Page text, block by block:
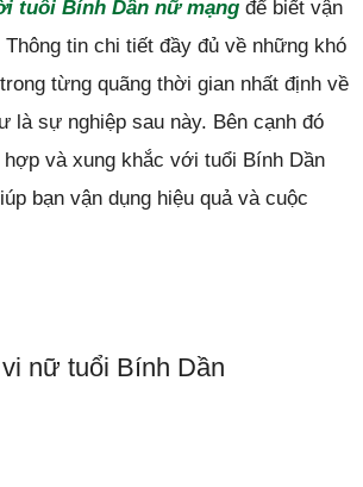
tuổi Bính Dần nữ mạngđể biết vận
tin chi tiết đầy đủ về những khó
từng quãng thời gian nhất định về
là sự nghiệp sau này. Bên cạnh đó
và xung khắc với tuổi Bính Dần
bạn vận dụng hiệu quả và cuộc
nữ tuổi Bính Dần